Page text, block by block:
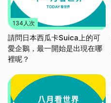
134人次
請問日本西瓜卡Suica上的可
愛企鵝，最一開始是出現在哪
裡呢？